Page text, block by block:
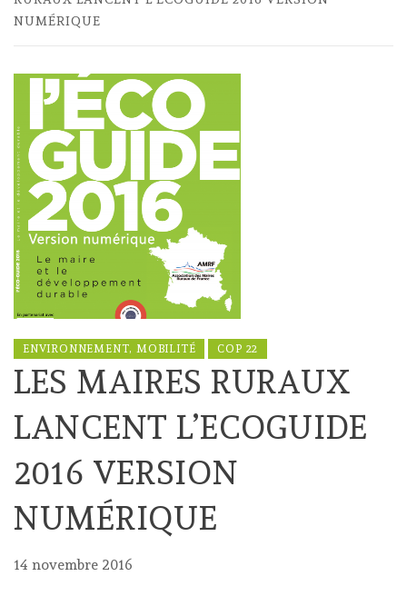
NUMÉRIQUE
ENVIRONNEMENT, MOBILITÉ COP 22
LES MAIRES RURAUX
LANCENT L’ECOGUIDE
2016 VERSION
NUMÉRIQUE
14 novembre 2016